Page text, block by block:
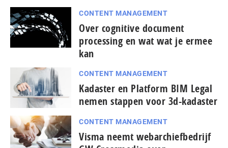
CONTENT MANAGEMENT
Over cognitive document
processing en wat wat je ermee
kan
CONTENT MANAGEMENT
Kadaster en Platform BIM Legal
nemen stappen voor 3d-kadaster
CONTENT MANAGEMENT
Visma neemt webarchiefbedrijf